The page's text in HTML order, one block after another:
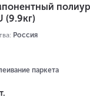
(9.9кг)
Россия
паркета